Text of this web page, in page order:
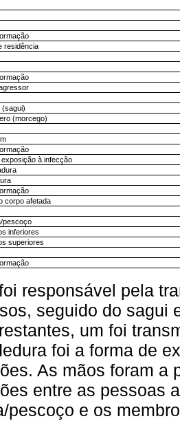
residência
(sagui)
(morcego)
exposição à infecção
corpo afetada
pescoço
inferiores
superiores
responsável pela
seguido do sagui
um foi
foi a forma de
As mãos foram a
entre as pessoas
pescoço e os